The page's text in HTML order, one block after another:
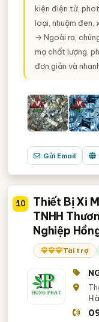
kiện điện tử,
loại, nhuộm đen,
→ Ngoài ra,
mạ chất lượng,
đơn giản và
Gửi Email
10
Thiết Bị Xi
TNHH
Nghiệp
Tài trợ